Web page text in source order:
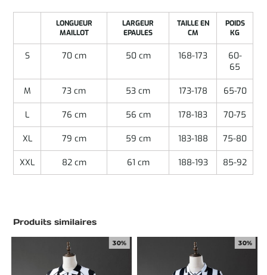
LONGUEUR
MAILLOT
LARGEUR
EPAULES
TAILLE EN
CM
POIDS
KG
S 70 cm 50 cm 168-173
60-
65
M 73 cm 53 cm 173-178 65-70
L 76 cm 56 cm 178-183 70-75
XL 79 cm 59 cm 183-188 75-80
XXL 82 cm 61 cm 188-193 85-92
Produits similaires
30% 30%